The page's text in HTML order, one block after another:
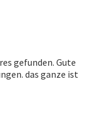
gefunden. Gute
das ganze ist